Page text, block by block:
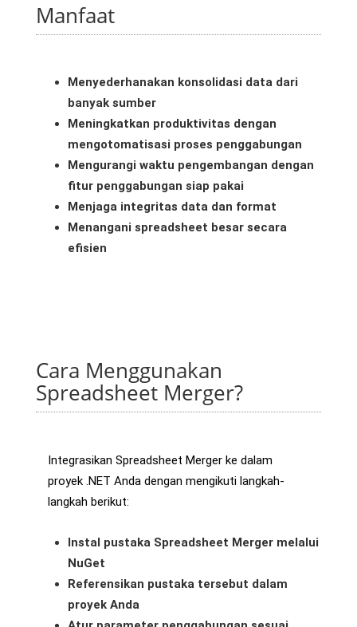
Manfaat
Menyederhanakan konsolidasi data dari
banyak sumber
Meningkatkan produktivitas dengan
mengotomatisasi proses penggabungan
Mengurangi waktu pengembangan dengan
fitur penggabungan siap pakai
Menjaga integritas data dan format
Menangani spreadsheet besar secara
efisien
Cara Menggunakan
Spreadsheet Merger?
Integrasikan Spreadsheet Merger ke dalam
proyek .NET Anda dengan mengikuti langkah-
langkah berikut:
Instal pustaka Spreadsheet Merger melalui
NuGet
Referensikan pustaka tersebut dalam
proyek Anda